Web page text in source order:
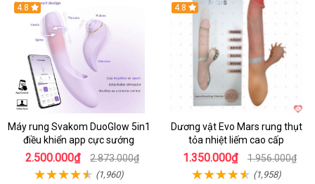
4.8
Máy rung Svakom DuoGlow 5in1
điều khiển app cực sướng
2.500.000₫ 2.873.000₫
(1,960)
4.8
Dương vật Evo Mars rung thụt
tỏa nhiệt liếm cao cấp
1.350.000₫ 1.956.000₫
(1,958)